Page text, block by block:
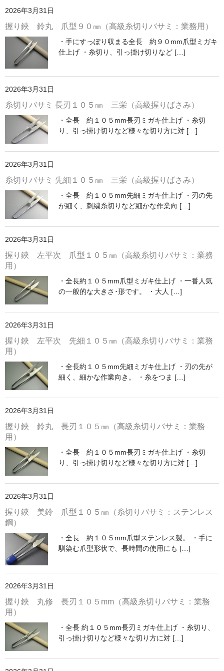
2026年3月31日
握り鋏 鈴丸 爪型９０㎜（高級糸切りバサミ：業務用）
・手にすっぽり収まる全長 約９０mm爪型ミガキ
仕上げ ・糸切り、引っ掛け切りなど […]
2026年3月31日
糸切りバサミ 長刃１０５㎜ 三栄（高級握りばさみ）
・全長 約１０５mm長刃ミガキ仕上げ ・糸切
り、引っ掛け切りなど様々な切り方に対 […]
2026年3月31日
糸切りバサミ 先細１０５㎜ 三栄（高級握りばさみ）
・全長 約１０５mm先細ミガキ仕上げ ・刃の先
が細く、刺繍糸切りなど細かな作業向 […]
2026年3月31日
握り鋏 左平次 爪型１０５㎜（高級糸切りバサミ：業務
用）
・全長約１０５mm爪型ミガキ仕上げ ・一番人気
の一般的な大きさ･形です。 ・大人 […]
2026年3月31日
握り鋏 左平次 先細１０５㎜（高級糸切りバサミ：業務
用）
・全長約１０５mm先細ミガキ仕上げ ・刃の先が
細く、細かな作業向き。 ・糸をつま […]
2026年3月31日
握り鋏 鈴丸 長刃１０５㎜（高級糸切りバサミ：業務
用）
・全長 約１０５mm長刃ミガキ仕上げ ・糸切
り、引っ掛け切りなど様々な切り方に対 […]
2026年3月31日
握り鋏 美鈴 爪型１０５㎜（糸切りバサミ：ステンレス
鋼）
・全長 約１０５mm爪型ステンレス製。 ・手に
馴染む爪型形状で、長時間の使用にも […]
2026年3月31日
握り鋏 丸修 長刃１０５mm（高級糸切りバサミ：業務
用）
・全長 約１０５mm長刃ミガキ仕上げ ・糸切り、
引っ掛け切りなど様々な切り方に対 […]